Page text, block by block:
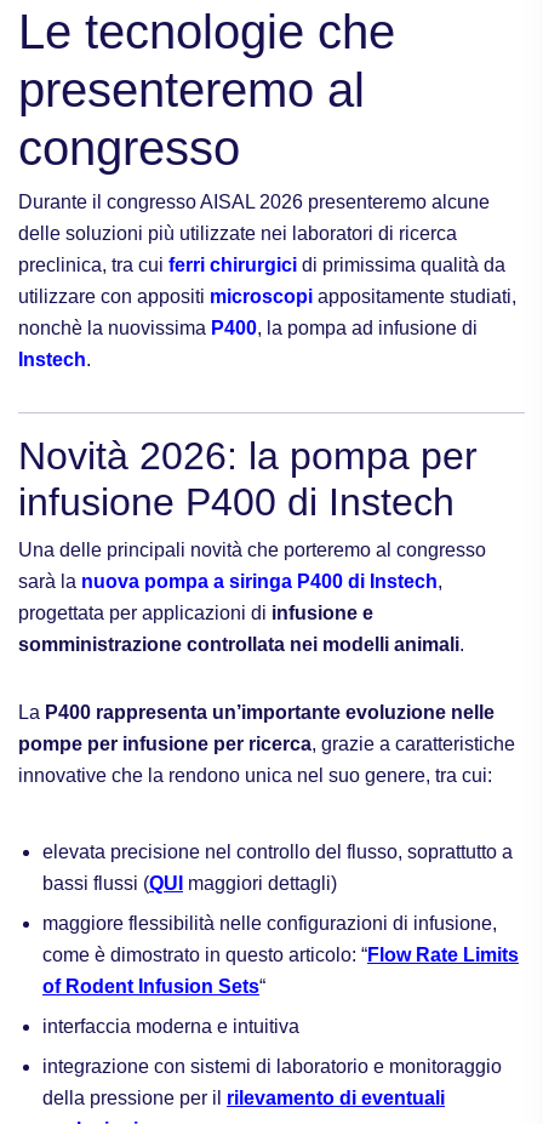
Le tecnologie che
presenteremo al
congresso
Durante il congresso AISAL 2026 presenteremo alcune
delle soluzioni più utilizzate nei laboratori di ricerca
preclinica, tra cui ferri chirurgici di primissima qualità da
utilizzare con appositi microscopi appositamente studiati,
nonchè la nuovissima P400, la pompa ad infusione di
Instech.
Novità 2026: la pompa per
infusione P400 di Instech
Una delle principali novità che porteremo al congresso
sarà la nuova pompa a siringa P400 di Instech,
progettata per applicazioni di infusione e
somministrazione controllata nei modelli animali.
La P400 rappresenta un’importante evoluzione nelle
pompe per infusione per ricerca, grazie a caratteristiche
innovative che la rendono unica nel suo genere, tra cui:
elevata precisione nel controllo del flusso, soprattutto a
bassi flussi (QUI maggiori dettagli)
maggiore flessibilità nelle configurazioni di infusione,
come è dimostrato in questo articolo: “Flow Rate Limits
of Rodent Infusion Sets“
interfaccia moderna e intuitiva
integrazione con sistemi di laboratorio e monitoraggio
della pressione per il rilevamento di eventuali